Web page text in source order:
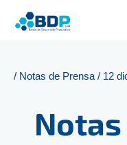
/ Notas de Prensa/ 12